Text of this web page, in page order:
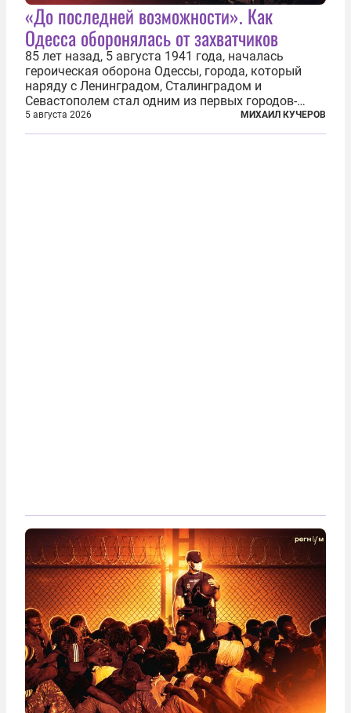
«До последней возможности». Как
Одесса оборонялась от захватчиков
85 лет назад, 5 августа 1941 года, началась
героическая оборона Одессы, города, который
наряду с Ленинградом, Сталинградом и
Севастополем стал одним из первых городов-
героев. Историки приводят фразу из телеграммы
Иосифа Сталина, датированной сентябрем 1941-
5 августа 2026 МИХАИЛ КУЧЕРОВ